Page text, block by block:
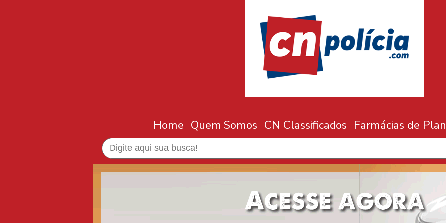
Home Quem Somos CN Classificados Farmácias de